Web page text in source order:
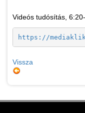
Videós tudósítás,
https://
Vissza